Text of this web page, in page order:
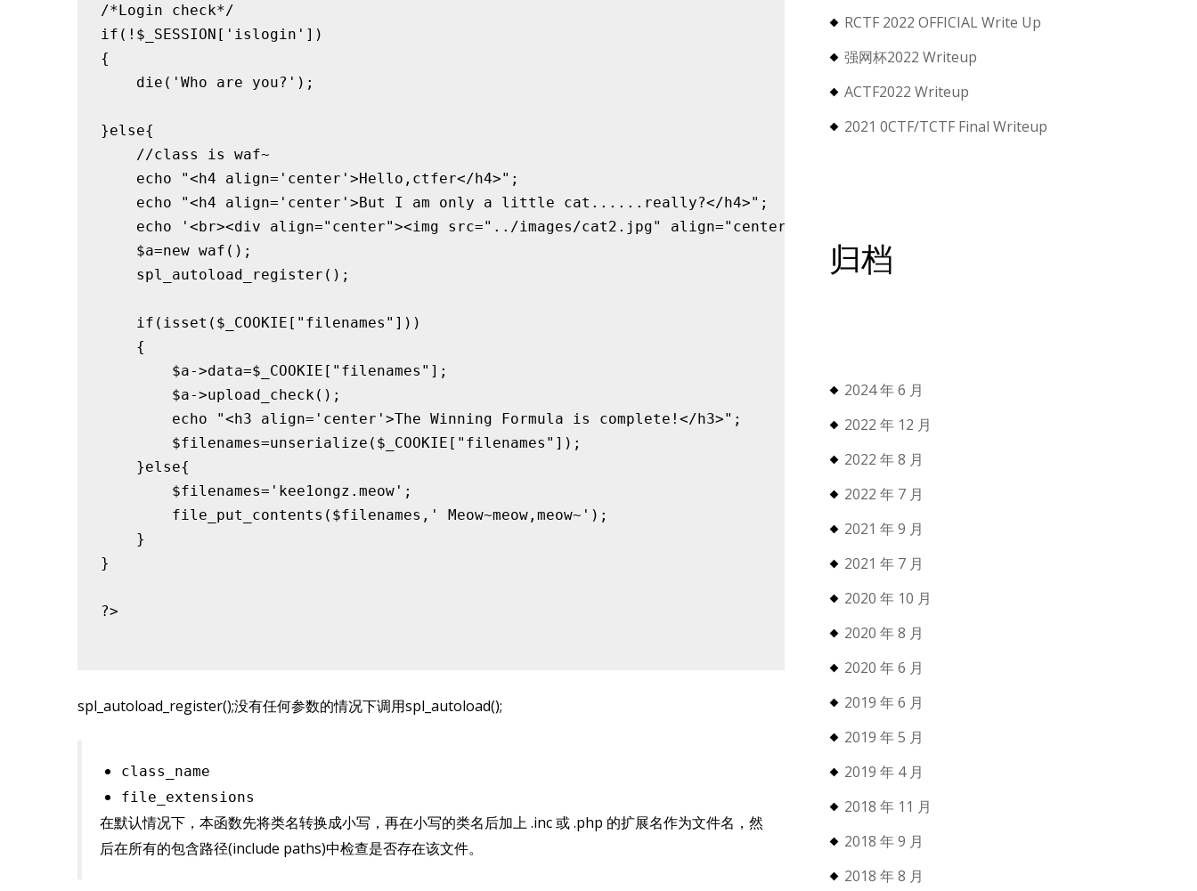
/*Login check*/
if(!$_SESSION['islogin'])
{
    die('Who are you?');
}else{
    //class is waf~
    echo "<h4 align='center'>Hello,ctfer</h4>";
    echo "<h4 align='center'>But I am only a little cat......really?</h4>";
    echo '<br><div align="center"><img src="../images/cat2.jpg" align="center" /></div></br>';
    $a=new waf();
    spl_autoload_register();
    if(isset($_COOKIE["filenames"]))
    {
        $a->data=$_COOKIE["filenames"];
        $a->upload_check();
        echo "<h3 align='center'>The Winning Formula is complete!</h3>";
        $filenames=unserialize($_COOKIE["filenames"]);
    }else{
        $filenames='kee1ongz.meow';
        file_put_contents($filenames,' Meow~meow,meow~');
    }
}
?>
spl_autoload_register();没有任何参数的情况下调用spl_autoload();
class_name
file_extensions
在默认情况下，本函数先将类名转换成小写，再在小写的类名后加上 .inc 或 .php 的扩展名作为文件名，然
后在所有的包含路径(include paths)中检查是否存在该文件。
RCTF 2022 OFFICIAL Write Up
强网杯2022 Writeup
ACTF2022 Writeup
2021 0CTF/TCTF Final Writeup
归档
2024 年 6 月
2022 年 12 月
2022 年 8 月
2022 年 7 月
2021 年 9 月
2021 年 7 月
2020 年 10 月
2020 年 8 月
2020 年 6 月
2019 年 6 月
2019 年 5 月
2019 年 4 月
2018 年 11 月
2018 年 9 月
2018 年 8 月